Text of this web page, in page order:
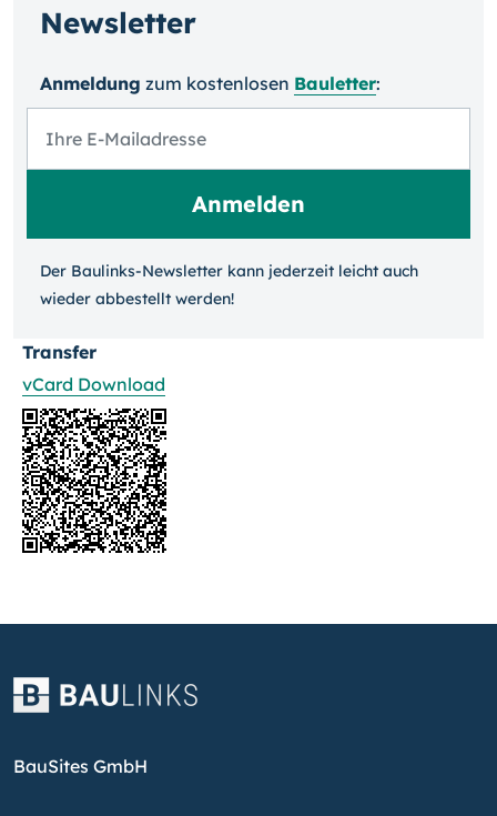
Newsletter
Anmeldung zum kosten­losen Bauletter:
Der Baulinks-Newsletter kann jeder­zeit leicht auch
wieder ab­bestellt werden!
Transfer
vCard Download
BauSites GmbH